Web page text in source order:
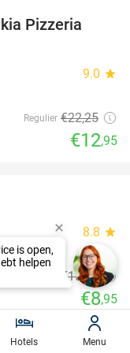
Pizzeria
9.0 star
Regulier €22,25
€12,95
8.8 star
€15,15
€8,95
favorite_border
Hotels Menu